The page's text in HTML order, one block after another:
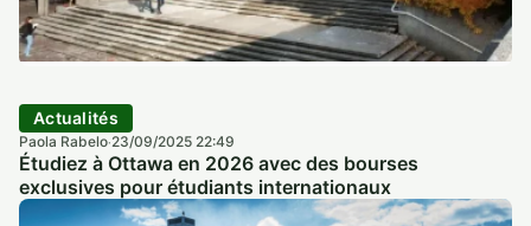
Actualités
Paola Rabelo·23/09/2025 22:49
Étudiez à Ottawa en 2026 avec des bourses
exclusives pour étudiants internationaux